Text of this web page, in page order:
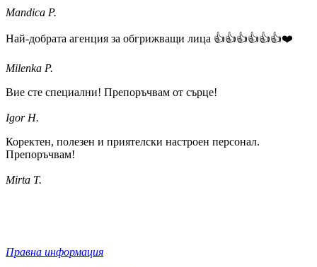
Mandica P.
Най-добрата агенция за обгрижващи лица 👍👍👍👍👍👍❤️
Milenka P.
Вие сте специални! Препоръчвам от сърце!
Igor H.
Коректен, полезен и приятелски настроен персонал.
Препоръчвам!
Mirta T.
Правна информация